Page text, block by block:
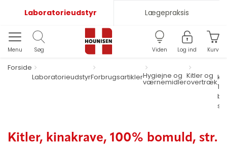
Laboratorieudstyr Lægepraksis
Menu Søg Viden Log ind Kurv
Forside
LaboratorieudstyrForbrugsartiklerHygiejne og
værnemidler
Kitler og
overtræk
Kitler, kinakrave, 100% bomuld, str.